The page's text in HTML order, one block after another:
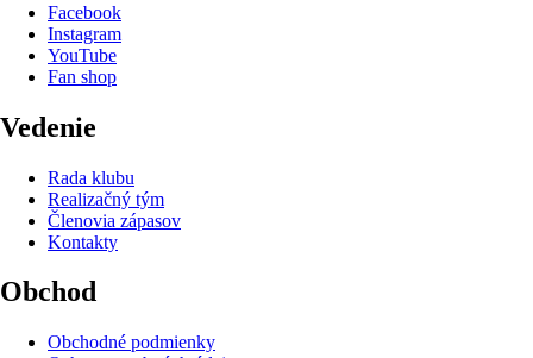
Facebook
Instagram
YouTube
Fan shop
Vedenie
Rada klubu
Realizačný tým
Členovia zápasov
Kontakty
Obchod
Obchodné podmienky